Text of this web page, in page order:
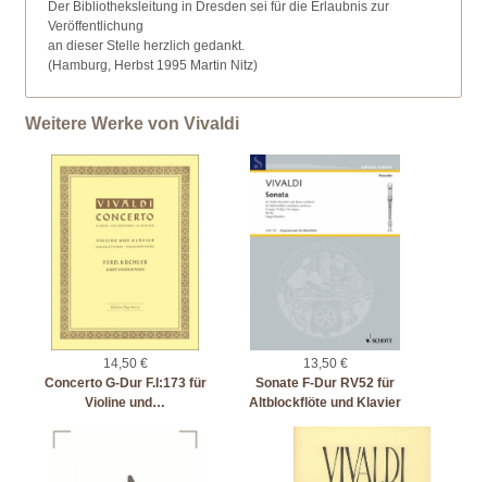
Der Bibliotheksleitung in Dresden sei für die Erlaubnis zur
Veröffentlichung
an dieser Stelle herzlich gedankt.
(Hamburg, Herbst 1995 Martin Nitz)
Weitere Werke von Vivaldi
14,50 €
Concerto G-Dur F.I:173 für
Violine und…
13,50 €
Sonate F-Dur RV52 für
Altblockflöte und Klavier